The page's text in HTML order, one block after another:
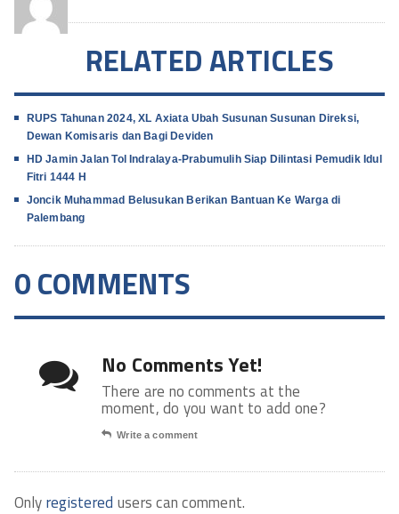
RELATED ARTICLES
RUPS Tahunan 2024, XL Axiata Ubah Susunan Susunan Direksi,
Dewan Komisaris dan Bagi Deviden
HD Jamin Jalan Tol Indralaya-Prabumulih Siap Dilintasi Pemudik Idul
Fitri 1444 H
Joncik Muhammad Belusukan Berikan Bantuan Ke Warga di
Palembang
0 COMMENTS
No Comments Yet!
There are no comments at the
moment, do you want to add one?
Write a comment
Onlyregistered users can comment.